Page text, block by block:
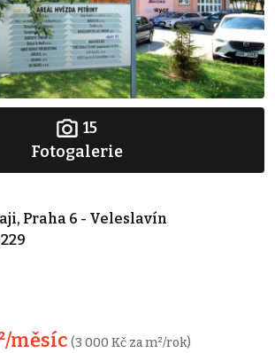
15
Fotogalerie
Praha 6 - Veleslavín
měsíc (3 000 Kč za m²/rok)